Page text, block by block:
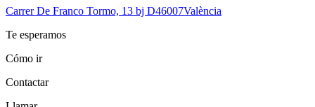
Carrer De Franco Tormo, 13 bj D46007València
Te esperamos
Cómo ir
Contactar